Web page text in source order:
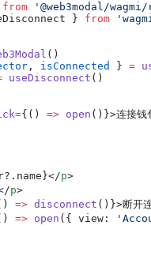
from '@web3modal/
} from
()
, isConnected } =
useDisconnect ()
={() => open ()}>连接钱
p>
p>
=> disconnect ()}>断开
=> open ({ view: